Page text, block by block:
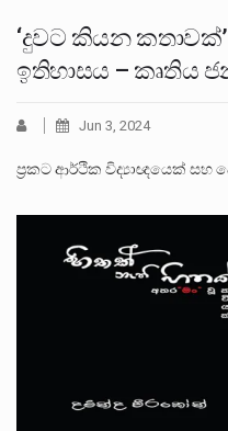
‘දුවට කියන
ඉතිහාසය – කෘතිය
Jun 3, 2024
ප්‍රකට ආර්ථික විද්‍යාඥයෙක් සහ